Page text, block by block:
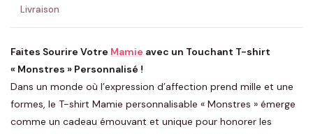
Livraison
Faites Sourire Votre Mamie avec un Touchant T-shirt
« Monstres » Personnalisé !
Dans un monde où l’expression d’affection prend mille et une
formes, le T-shirt Mamie personnalisable « Monstres » émerge
comme un cadeau émouvant et unique pour honorer les